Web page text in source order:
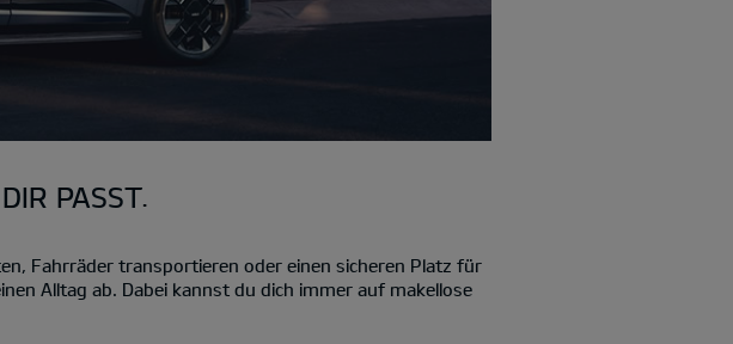
PASST.
Fahrräder transportieren oder einen sicheren Platz für
Alltag ab. Dabei kannst du dich immer auf makellose